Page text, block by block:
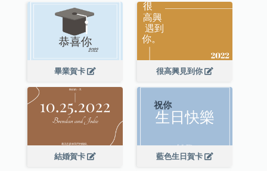
畢業賀卡 很高興見到你
結婚賀卡 藍色生日賀卡